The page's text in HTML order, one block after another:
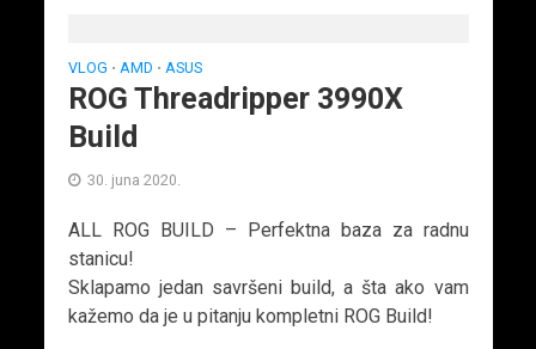
VLOG • AMD • ASUS
ROG Threadripper 3990X
Build
30. juna 2020.
ALL ROG BUILD – Perfektna baza za radnu
stanicu!
Sklapamo jedan savršeni build, a šta ako vam
kažemo da je u pitanju kompletni ROG Build!